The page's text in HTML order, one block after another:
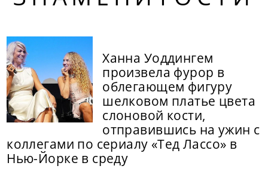
Ханна Уоддингем
произвела фурор в
облегающем фигуру
шелковом платье цвета
слоновой кости,
отправившись на ужин с
коллегами по сериалу «Тед Лассо» в
Нью-Йорке в среду